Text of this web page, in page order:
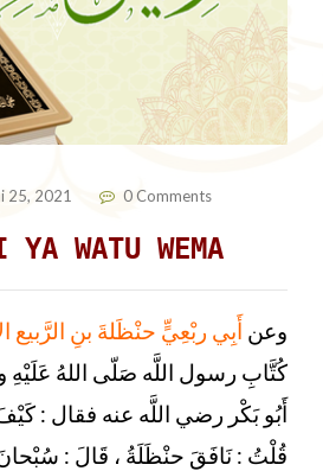
25, 2021 0 Comments
YA WATU WEMA
وعن أَبِي ربْعِيٍّ حنْظَلةَ بنِ الرَّبيع
كُتَّابِ رسول اللَّه صَلّى اللهُ عَلَيْهِ
أَبُو بَكْر رضي اللَّه عنه فقال :
قُلْتُ : نَافَقَ حنْظَلَةُ ، قَالَ : سُبْحانَ